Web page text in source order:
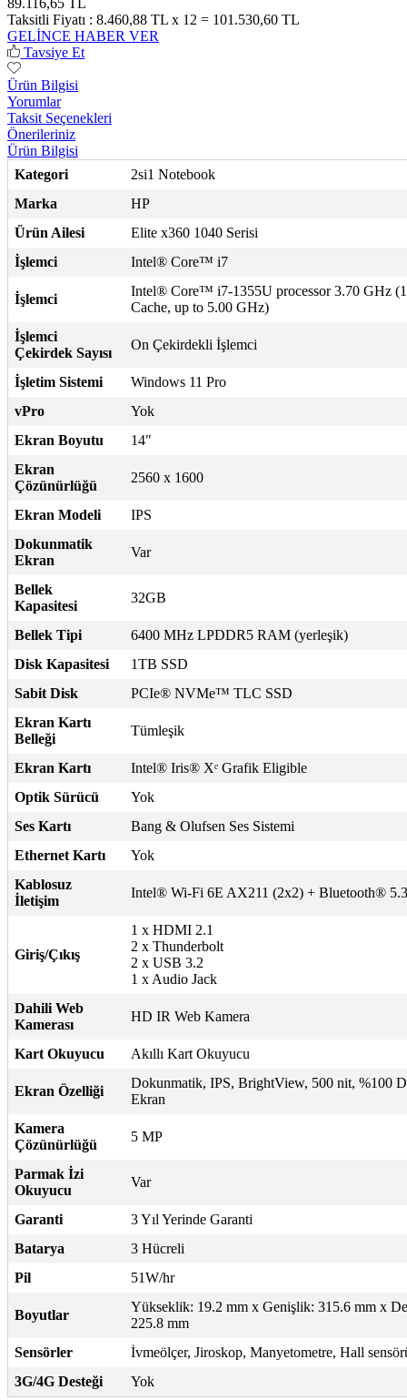
Taksitli Fiyatı : 8.460,88 TL x 12 = 101.530,60 TL
GELİNCE HABER VER
Tavsiye Et
Ürün Bilgisi
Yorumlar
Taksit Seçenekleri
Önerileriniz
Ürün Bilgisi
Kategori
2si1 Notebook
Marka
HP
Ürün Ailesi
Elite x360 1040 Serisi
İşlemci
Intel® Core™ i7
İşlemci
Intel® Core™ i7-1355U processor 3.70 GHz
Cache, up to 5.00 GHz)
İşlemci
Çekirdek Sayısı
On Çekirdekli İşlemci
İşletim Sistemi
Windows 11 Pro
vPro
Yok
Ekran Boyutu
14"
Ekran
Çözünürlüğü
2560 x 1600
Ekran Modeli
IPS
Dokunmatik
Ekran
Var
Bellek
Kapasitesi
32GB
Bellek Tipi
6400 MHz LPDDR5 RAM (yerleşik)
Disk Kapasitesi
1TB SSD
Sabit Disk
PCIe® NVMe™ TLC SSD
Ekran Kartı
Belleği
Tümleşik
Ekran Kartı
Intel® Iris® Xᵉ Grafik Eligible
Optik Sürücü
Yok
Ses Kartı
Bang & Olufsen Ses Sistemi
Ethernet Kartı
Yok
Kablosuz
İletişim
Intel® Wi-Fi 6E AX211 (2x2) + Bluetooth® 5.3
Giriş/Çıkış
1 x HDMI 2.1
2 x Thunderbolt
2 x USB 3.2
1 x Audio Jack
Dahili Web
Kamerası
HD IR Web Kamera
Kart Okuyucu Akıllı Kart Okuyucu
Ekran Özelliği
Dokunmatik, IPS, BrightView, 500 nit, %100
Ekran
Kamera
Çözünürlüğü
5 MP
Parmak İzi
Okuyucu
Var
Garanti
3 Yıl Yerinde Garanti
Batarya
3 Hücreli
Pil
51W/hr
Boyutlar
Yükseklik: 19.2 mm x Genişlik: 315.6 mm x
225.8 mm
Sensörler
İvmeölçer, Jiroskop, Manyetometre, Hall
3G/4G Desteği
Yok